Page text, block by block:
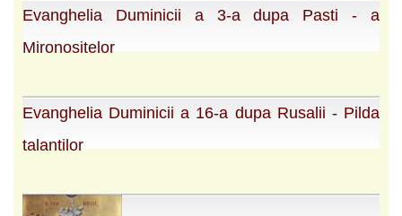
Evanghelia Duminicii a 3-a dupa Pasti - a
Mironositelor
Evanghelia Duminicii a 16-a dupa Rusalii - Pilda
talantilor